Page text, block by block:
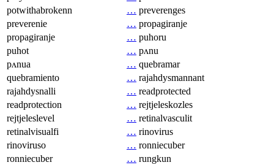
potwithabrokenn
… preverenges
preverenie
… propagiranje
propagiranje
… puhoru
puhot
… pʌnu
pʌnua
… quebramar
quebramiento
… rajahdysmannant
rajahdysnalli
… readprotected
readprotection
… rejtjeleskozles
rejtjeleslevel
… retinalvasculit
retinalvisualfi
… rinovirus
rinoviruso
… ronniecuber
ronniecuber
… rungkun